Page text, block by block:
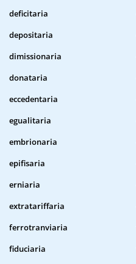
deficitaria
depositaria
dimissionaria
donataria
eccedentaria
egualitaria
embrionaria
epifisaria
erniaria
extratariffaria
ferrotranviaria
fiduciaria